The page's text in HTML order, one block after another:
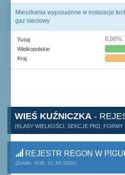
Mieszkania wyposażone w instalacje
gaz sieciowy
Tutaj 0,00%
Wielkopolskie
Kraj
WIEŚ KUŹNICZKA -
(KLASY WIELKOŚCI, SEKCJE PKD, FORMY
REJESTR REGON W
(Źródło: GUS, 31.XII.2024)